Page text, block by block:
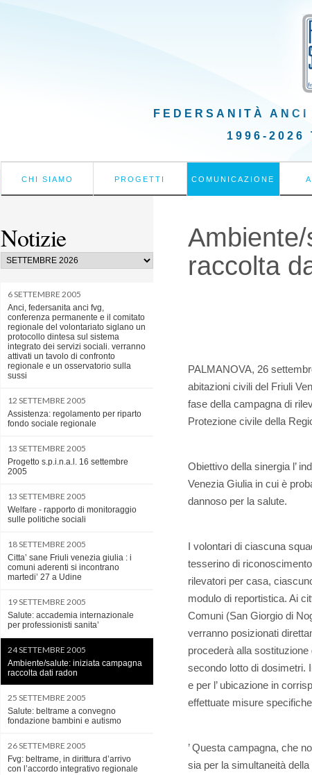
FEDERSANITÀ ANCI
1996-2026
CHI SIAMO PROGETTI COMUNICAZIONE
Notizie
6 SETTEMBRE 2005
Anci, federsanita anci fvg,
conferenza permanente e il comitato
regionale del volontariato siglano un
protocollo dintesa sul sistema
integrato dei servizi sociali. verranno
attivati un tavolo di confronto
regionale e un osservatorio sulla
sussi
12 SETTEMBRE 2005
Assistenza: regolamento per riparto
fondo sociale regionale
13 SETTEMBRE 2005
Progetto s.p.i.n.a.l. 16 settembre
2005
13 SETTEMBRE 2005
Welfare - rapporto di monitoraggio
sulle politiche sociali
18 SETTEMBRE 2005
Citta’ sane Friuli venezia giulia : i
comuni aderenti si incontrano
martedi’ 27 a Udine
19 SETTEMBRE 2005
Salute: accademia internazionale
per professionisti sanita’
24 SETTEMBRE 2005
Ambiente/salute: iniziata campagna
raccolta dati radon
25 SETTEMBRE 2005
Salute: beltrame a convegno
fondazione bambini e autismo
26 SETTEMBRE 2005
Fvg: beltrame, in dirittura d’arrivo
con l’accordo integrativo regionale
raccolta
PALMANOVA, 26
abitazioni civili del Friuli
fase della campagna di
Protezione civile della
Obiettivo della sinergia l’
Venezia Giulia in cui è
dannoso per la salute.
I volontari di ciascuna
tesserino di
rilevatori per casa,
modulo di reportistica. Ai
Comuni (San Giorgio di
verranno posizionati
procederà alla
secondo lotto di dosimetri.
e per l’ ubicazione in
effettuate misure
’ Questa campagna, che
sia per la simultaneità